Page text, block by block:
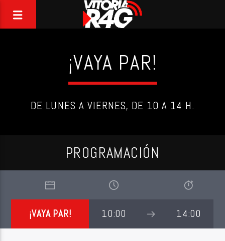
¡VAYA PAR!
DE LUNES A VIERNES, DE 10 A 14 H.
PROGRAMACIÓN
¡VAYA PAR! 10:00 14:00